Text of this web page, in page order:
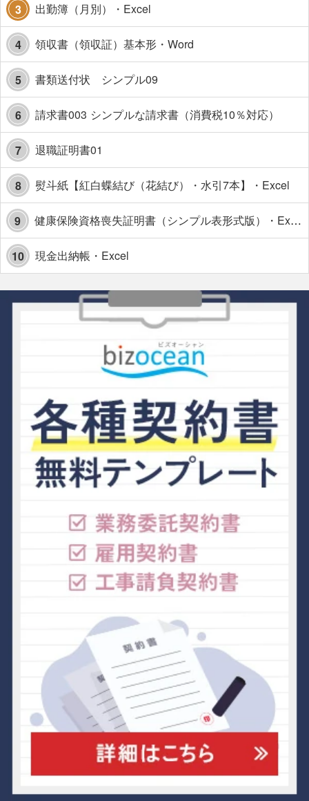
3 出勤簿（月別）・Excel
4 領収書（領収証）基本形・Word
5 書類送付状 シンプル09
6 請求書003 シンプルな請求書（消費税10％対応）
7 退職証明書01
8 熨斗紙【紅白蝶結び（花結び）・水引7本】・Excel
9 健康保険資格喪失証明書（シンプル表形式版）・Excel【見本付き】
10 現金出納帳・Excel